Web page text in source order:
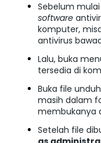
Sebelum
software
komputer,
antivirus
Lalu, buka
tersedia di
Buka file
masih dalam
membukanya
Setelah file